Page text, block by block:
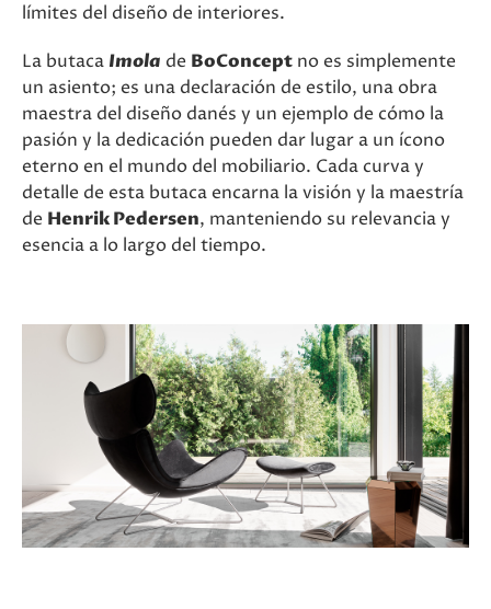
límites del diseño de interiores.
La butaca Imola de BoConcept no es simplemente
un asiento; es una declaración de estilo, una obra
maestra del diseño danés y un ejemplo de cómo la
pasión y la dedicación pueden dar lugar a un ícono
eterno en el mundo del mobiliario. Cada curva y
detalle de esta butaca encarna la visión y la maestría
de Henrik Pedersen, manteniendo su relevancia y
esencia a lo largo del tiempo.